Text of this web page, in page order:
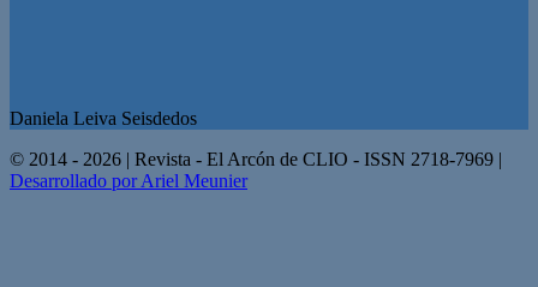
Daniela Leiva Seisdedos
© 2014 - 2026 | Revista - El Arcón de CLIO - ISSN 2718-7969 |
Desarrollado por Ariel Meunier